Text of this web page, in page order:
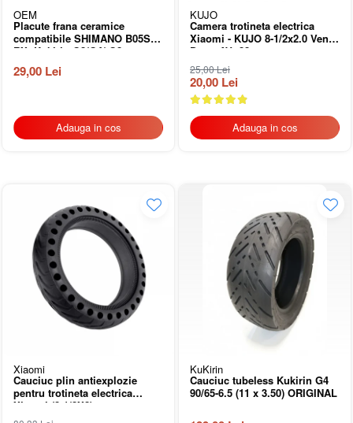
Sisteme de pliere
Suspensii
Ghidoane
Roti
OEM
Placute frana ceramice
compatibile SHIMANO B05S-
RX, Kukirin G2/G4/ G2
MASTER (2025)
29,00 Lei
Adauga in cos
KUJO
Camera trotineta electrica
Xiaomi - KUJO 8-1/2x2.0 Ventil
Drept AV -22 mm
25,00 Lei
20,00 Lei
Adauga in cos
Xiaomi
Cauciuc plin antiexplozie
pentru trotineta electrica
Xiaomi (8 1/2X2)
KuKirin
Cauciuc tubeless Kukirin G4
90/65-6.5 (11 x 3.50) ORIGINAL